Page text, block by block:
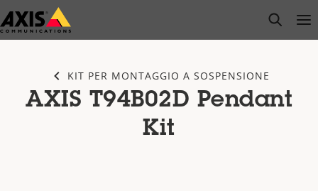
Salta
al
open
KIT PER MONTAGGIO A SOSPENSIONE
AXIS T94B02D Pendant
Kit